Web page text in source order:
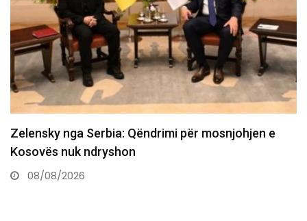
Aksident i rëndë në Prishtinë, një i vdekur dhe një…
08/08/2026